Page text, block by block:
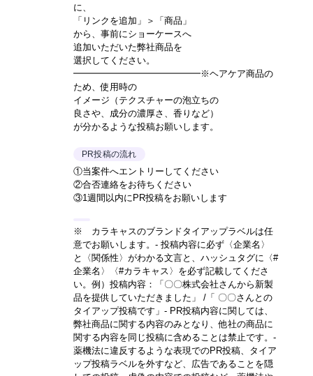
に、
「リンクを追加」＞「商品」
から、事前にショーケースへ
追加いただいた弊社商品を
選択してください。
━━━━━━━━━━━━━━※ヘアケア商品の
ため、使用時の
イメージ（テクスチャーの泡立ちの
良さや、成分の濃厚さ、香りなど）
が分かるような投稿お願いします。
PR投稿の流れ
①当案件へエントリーしてください
②合否連絡をお待ちください
③1週間以内にPR投稿をお願いします
※ カラキャスのブランドタイアップラベルは任
意でお願いします。- 投稿内容に必ず〈企業名〉
と〈関係性〉がわかる文言と、ハッシュタグに〈#
企業名〉〈#カラキャス〉を必ず記載してくださ
い。 例）投稿内容：「〇〇株式会社さんから新製
品を提供していただきました」 /「 〇〇さんとの
タイアップ投稿です」 - PR投稿内容に関しては、
弊社商品に関する内容のみとなり、他社の商品に
関する内容を同じ投稿に含めることは禁止です。-
薬機法に違反するような表現でのPR投稿、タイア
ップ投稿ラベルを外すなど、広告であることを隠